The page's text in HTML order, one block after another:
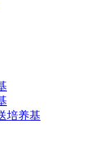
培养基